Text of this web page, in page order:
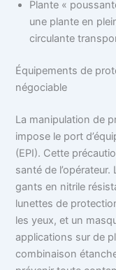
Plante «
une plante en
circulante
Équipements de
négociable
La manipulation de
impose le port
(EPI). Cette
santé de
gants en nitrile
lunettes de
les yeux, et un
applications sur de
combinaison